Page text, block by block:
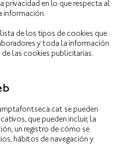
privacidad en lo que respecta al
información.
lista de los tipos de cookies que
y toda la información
de las cookies publicitarias.
se pueden
que pueden incluir, la
un registro de cómo se
hábitos de navegación y